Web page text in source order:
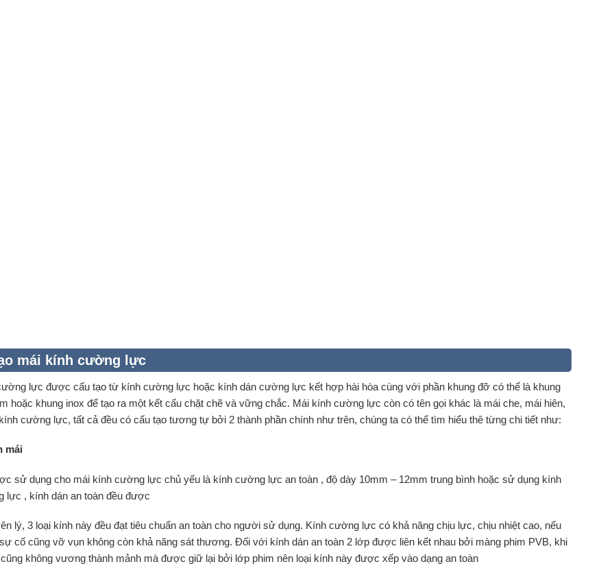
mái kính cường lực
lực được cấu tạo từ kính cường lực hoặc kính dán cường lực kết hợp hài hòa cùng với phần khung đỡ có thể là khung
hoặc khung inox để tạo ra một kết cấu chặt chẽ và vững chắc. Mái kính cường lực còn có tên gọi khác là mái che, mái hiên,
cường lực, tất cả đều có cấu tạo tương tự bởi 2 thành phần chính như trên, chúng ta có thể tìm hiểu thê từng chi tiết như:
mái
sử dụng cho mái kính cường lực chủ yếu là kính cường lực an toàn , độ dày 10mm – 12mm trung bình hoặc sử dụng kính
lực , kính dán an toàn đều được
lý, 3 loại kính này đều đạt tiêu chuẩn an toàn cho người sử dụng. Kính cường lực có khả năng chịu lực, chịu nhiệt cao, nếu
cố cũng vỡ vụn không còn khả năng sát thương. Đối với kính dán an toàn 2 lớp được liên kết nhau bởi màng phim PVB, khi
không vương thành mảnh mà được giữ lại bởi lớp phim nên loại kính này được xếp vào dạng an toàn